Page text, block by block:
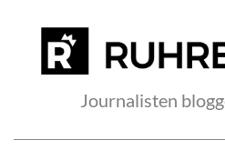
Journalisten